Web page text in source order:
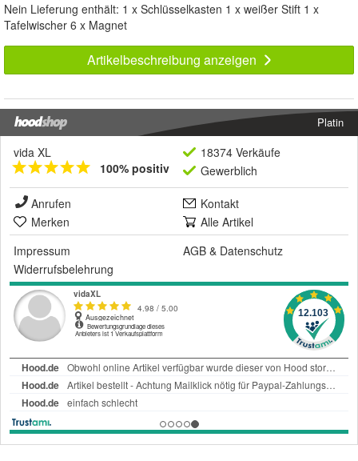
Nein Lieferung enthält: 1 x Schlüsselkasten 1 x weißer Stift 1 x
Tafelwischer 6 x Magnet
Artikelbeschreibung anzeigen
Platin
vida XL
100% positiv
18374 Verkäufe
Gewerblich
Anrufen
Kontakt
Merken
Alle Artikel
Impressum
AGB & Datenschutz
Widerrufsbelehrung